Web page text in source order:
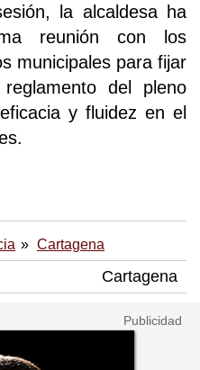
la alcaldesa ha
reunión con los
municipales para fijar
del pleno
y fluidez en el
Cartagena
Cartagena